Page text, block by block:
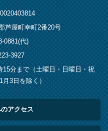
芦屋町幸町2番20号
0881(代)
3927
分まで（土曜日・日曜日・祝
3日を除く）
アクセス